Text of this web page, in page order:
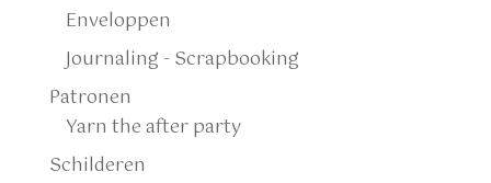
Enveloppen
Journaling - Scrapbooking
Patronen
Yarn the after party
Schilderen